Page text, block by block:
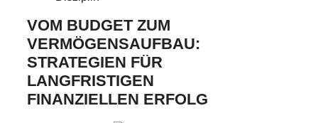
VOM BUDGET ZUM
VERMÖGENSAUFBAU:
STRATEGIEN FÜR
LANGFRISTIGEN
FINANZIELLEN ERFOLG